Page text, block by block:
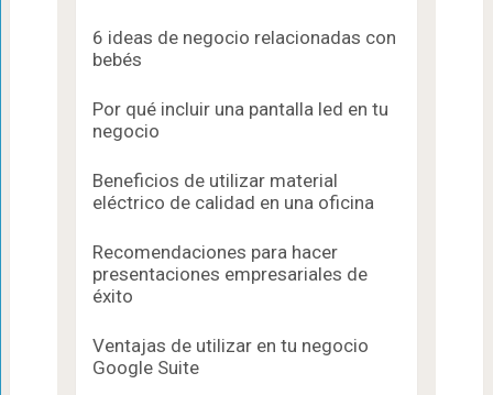
6 ideas de negocio relacionadas con
bebés
Por qué incluir una pantalla led en tu
negocio
Beneficios de utilizar material
eléctrico de calidad en una oficina
Recomendaciones para hacer
presentaciones empresariales de
éxito
Ventajas de utilizar en tu negocio
Google Suite